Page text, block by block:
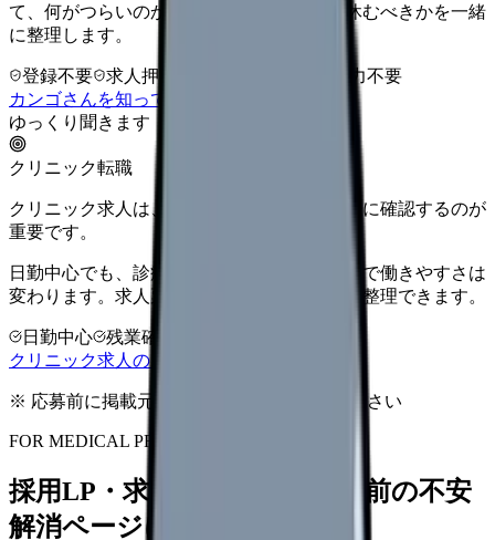
て、何がつらいのか、辞めるべきか、少し休むべきかを一緒
に整理します。
登録不要 求人押し売りなし
病院名は入力不要
カンゴさんを知ってから相談する
ゆっくり聞きます
クリニック転職
クリニック求人は、勤務時間と人間関係を先に確認するのが
重要です。
日勤中心でも、診療科・院長方針・人数体制で働きやすさは
変わります。求人票だけで決める前に条件を整理できます。
日勤中心 残業確認
クリニック求人の見方を確認する
※ 応募前に掲載元の最新情報を確認してください
FOR MEDICAL PROVIDERS
採用LP・求人ページを、応募前の不安
解消ページにできます